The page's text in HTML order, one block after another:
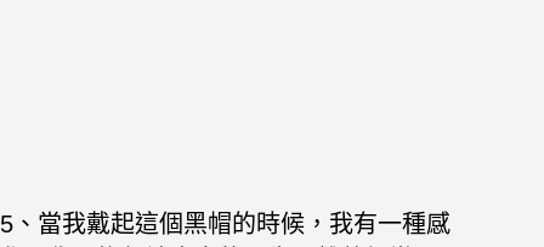
5、當我戴起這個黑帽的時候，我有一種感